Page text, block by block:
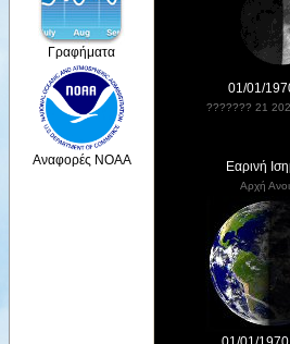
Γραφήματα
Αναφορές NOAA
01/01/
??????? 21
Εαρινή
Αρχή